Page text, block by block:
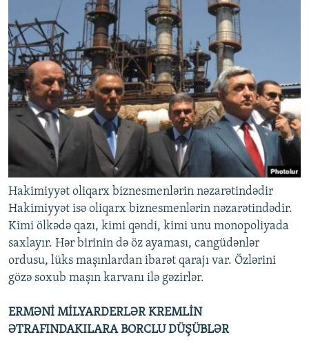
Hakimiyyət oliqarx biznesmenlərin nəzarətindədir
Hakimiyyət isə oliqarx biznesmenlərin nəzarətindədir.
Kimi ölkədə qazı, kimi qəndi, kimi unu monopoliyada
saxlayır. Hər birinin də öz ayaması, cangüdənlər
ordusu, lüks maşınlardan ibarət qarajı var. Özlərini
gözə soxub maşın karvanı ilə gəzirlər.
ERMƏNİ MİLYARDERLƏR KREMLİN
ƏTRAFINDAKILARA BORCLU DÜŞÜBLƏR